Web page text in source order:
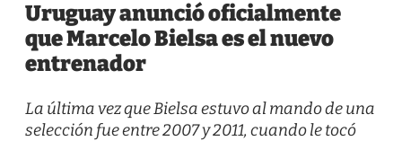
Uruguay anunció oficialmente
que Marcelo Bielsa es el nuevo
entrenador
La última vez que Bielsa estuvo al mando de una
selección fue entre 2007 y 2011, cuando le tocó